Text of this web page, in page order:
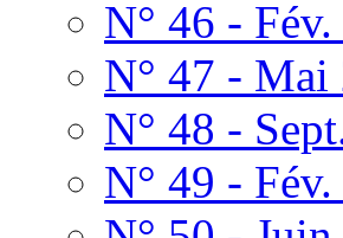
N° 46 -
N° 47 - Mai
N° 48 -
N° 49 -